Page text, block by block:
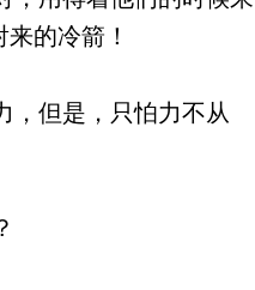
的冷箭！
但是，只怕力不从